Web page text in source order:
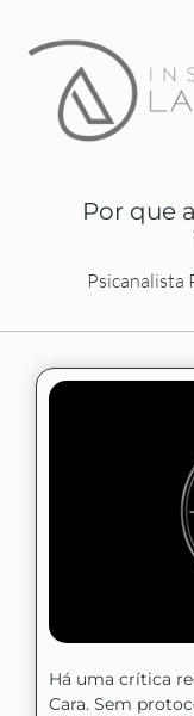
Por que
Psicanalista
Há uma crítica
Cara. Sem